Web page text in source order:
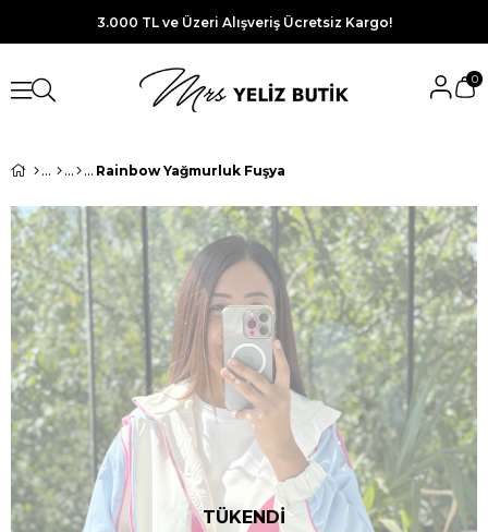
3.000 TL ve Üzeri Alışveriş Ücretsiz Kargo!
0
Rainbow Yağmurluk Fuşya
TÜKENDİ